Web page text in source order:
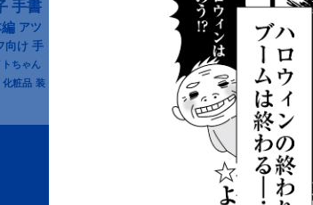
手書
アツ
向け 手
ちゃん
化粧品 装